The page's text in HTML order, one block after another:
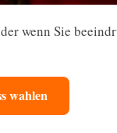
wenn Sie
wahlen